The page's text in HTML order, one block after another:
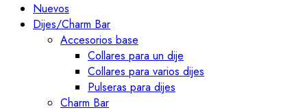
Nuevos
Dijes/Charm Bar
Accesorios base
Collares para un dije
Collares para varios dijes
Pulseras para dijes
Charm Bar